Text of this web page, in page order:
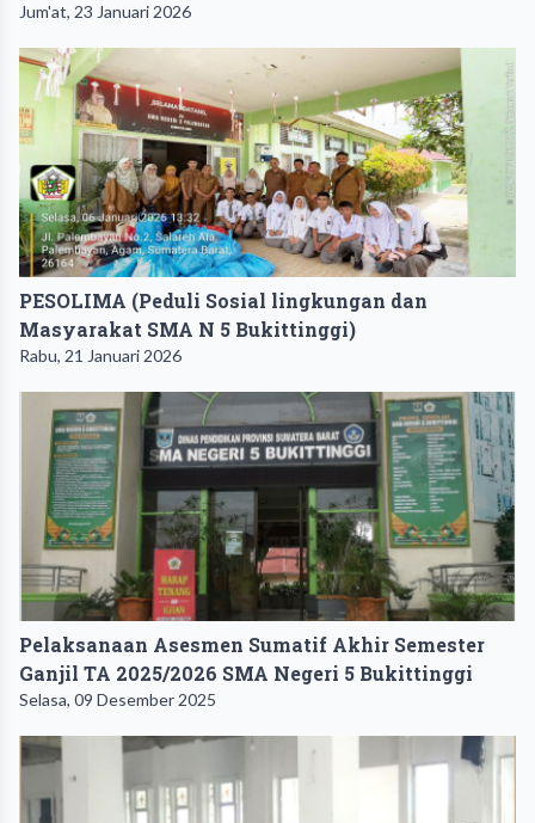
Jum'at, 23 Januari 2026
PESOLIMA (Peduli Sosial lingkungan dan
Masyarakat SMA N 5 Bukittinggi)
Rabu, 21 Januari 2026
Pelaksanaan Asesmen Sumatif Akhir Semester
Ganjil TA 2025/2026 SMA Negeri 5 Bukittinggi
Selasa, 09 Desember 2025